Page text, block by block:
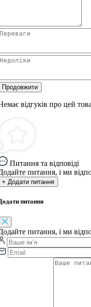
Продовжити
відгуків про цей
Питання та відповіді
питання, і ми
+ Додати питання
питання
питання, і ми